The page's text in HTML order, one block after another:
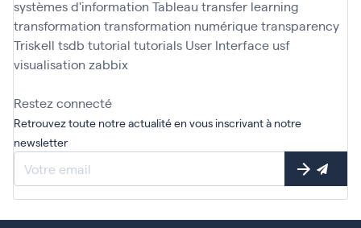
systèmes d'information Tableau transfer learning
transformation transformation numériquetransparency
Triskell tsdb tutorial tutorials User Interface usf
visualisation zabbix
Restez connecté
Retrouvez toute notre actualité en vous inscrivant à notre
newsletter